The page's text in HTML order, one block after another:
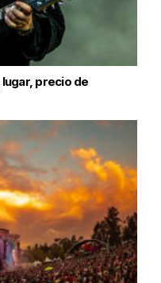
lugar, precio de